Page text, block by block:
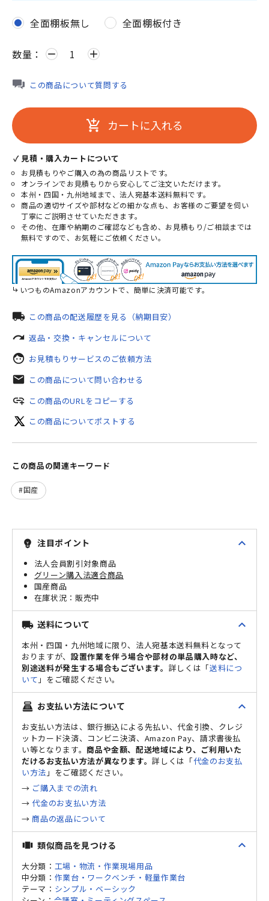
全面棚板無し 全面棚板付き
数量： remove add
この商品について質問する
add_shopping_cart カートに入れる
✓ 見積・購入カートについて
お見積もりやご購入の為の商品リストです。
オンラインでお見積もりから安心してご注文いただけます。
本州・四国・九州地域まで、法人宛基本送料無料です。
商品の適切サイズや部材などの細かな点も、お客様のご要望を伺い
丁寧にご説明させていただきます。
その他、在庫や納期のご確認なども含め、お見積もり/ご相談までは
無料ですので、お気軽にご依頼ください。
いつものAmazonアカウントで、簡単に決済可能です。
local_shipping この商品の配送履歴を見る（納期目安）
redo 返品・交換・キャンセルについて
face お見積もりサービスのご依頼方法
mail この商品について問い合わせる
add_link この商品のURLをコピーする
この商品についてポストする
この商品の関連キーワード
国産
emoji_objects 注目ポイント expand_less
法人会員割引対象商品
グリーン購入法適合商品
国産商品
販売中
local_shipping 送料について expand_less
本州・四国・九州地域に限り、法人宛基本送料無料となって
おりますが、 設置作業を伴う場合や部材の単品購入時など、
別途送料が発生する場合もございます。 詳しくは「送料につ
いて 」をご確認ください。
point_of_sale お支払い方法について expand_less
お支払い方法は、銀行振込による先払い、代金引換、クレジ
ットカード決済、コンビニ決済、Amazon Pay、請求書後払
い等となります。商品や金額、配送地域により、ご利用いた
だけるお支払い方法が異なります。詳しくは「代金のお支払
い方法 」をご確認ください。
→ ご購入までの流れ
→代金のお支払い方法
→ 商品の返品について
view_carousel 類似商品を見つける expand_less
大分類： 工場・物流・作業現場用品
中分類： 作業台・ワークベンチ・軽量作業台
テーマ： シンプル・ベーシック